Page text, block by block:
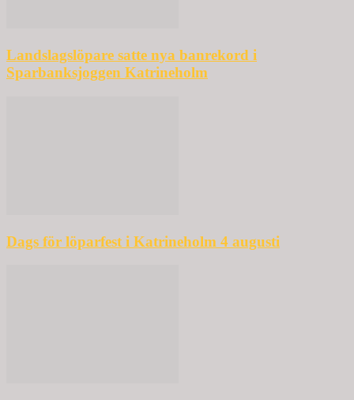
Landslagslöpare satte nya banrekord i
Sparbanksjoggen Katrineholm
Dags för löparfest i Katrineholm 4 augusti